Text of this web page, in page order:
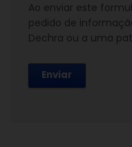
Ao enviar este
pedido de
Dechra ou a uma
Enviar